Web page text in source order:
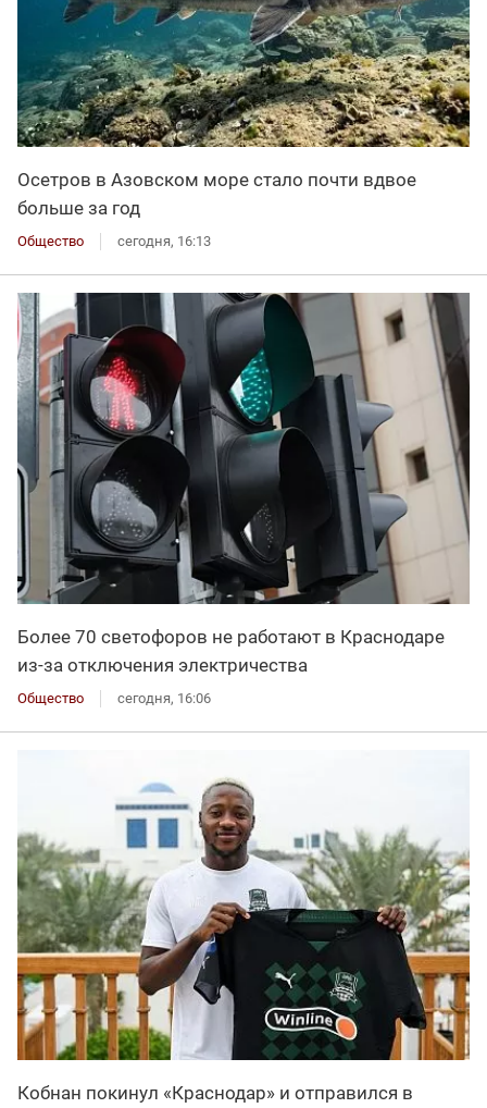
Осетров в Азовском море стало почти вдвое
больше за год
Общество сегодня, 16:13
Более 70 светофоров не работают в Краснодаре
из-за отключения электричества
Общество сегодня, 16:06
Кобнан покинул «Краснодар» и отправился в